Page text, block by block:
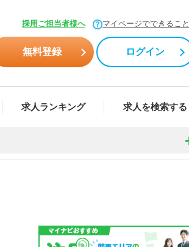
採用ご担当者様へ マイページでできること
無料登録 ログイン
求人ランキング 求人を検索する